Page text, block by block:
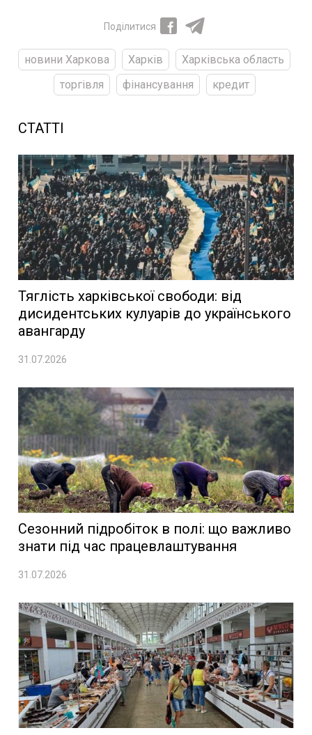
Поділитися
новини Харкова Харків
Харківська область
торгівля
фінансування кредит
СТАТТІ
Тяглість харківської свободи: від
дисидентських кулуарів до українського
авангарду
31.07.2026
Сезонний підробіток в полі: що важливо
знати під час працевлаштування
31.07.2026